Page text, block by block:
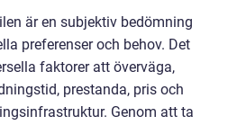
är en subjektiv bedömning
preferenser och behov. Det
faktorer att överväga,
prestanda, pris och
Genom att ta